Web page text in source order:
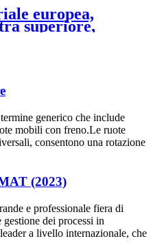
europea,
superiore,
in gomma
generico che include
mobili con freno.Le ruote
consentono una rotazione
(2023)
e professionale fiera di
dei processi in
a livello internazionale, che